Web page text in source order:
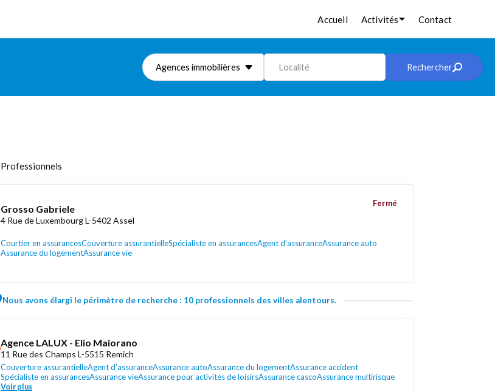
Accueil Activités Contact
Agences immobilières Localité Rechercher
Professionnels
Grosso Gabriele
4 Rue de Luxembourg L-5402 Assel
Courtier en assurancesCouverture assurantielleSpécialiste en assurancesAgent d’assuranceAssurance auto
Assurance du logementAssurance vie
Fermé
Nous avons élargi le périmètre de recherche : 10 professionnels des villes alentours.
Agence LALUX - Elio Maiorano
11 Rue des Champs L-5515 Remich
Couverture assurantielleAgent d’assuranceAssurance autoAssurance du logementAssurance accident
Spécialiste en assurancesAssurance vieAssurance pour activités de loisirsAssurance cascoAssurance multirisque
Voir plus